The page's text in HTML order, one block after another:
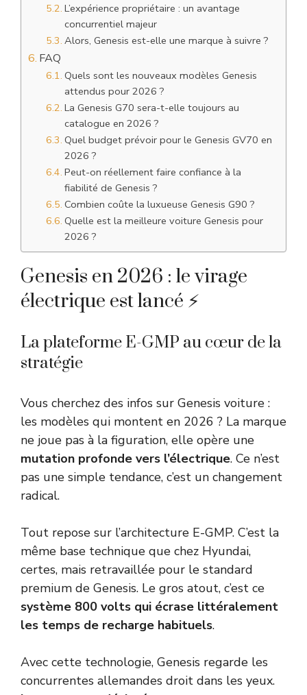
L’expérience propriétaire : un avantage
concurrentiel majeur
Alors, Genesis est-elle une marque à suivre ?
FAQ
Quels sont les nouveaux modèles Genesis
attendus pour 2026 ?
La Genesis G70 sera-t-elle toujours au
catalogue en 2026 ?
Quel budget prévoir pour le Genesis GV70 en
2026 ?
Peut-on réellement faire confiance à la
fiabilité de Genesis ?
Combien coûte la luxueuse Genesis G90 ?
Quelle est la meilleure voiture Genesis pour
2026 ?
Genesis en 2026 : le virage
électrique est lancé ⚡
La plateforme E-GMP au cœur de la
stratégie
Vous cherchez des infos sur Genesis voiture :
les modèles qui montent en 2026 ? La marque
ne joue pas à la figuration, elle opère une
mutation profonde vers l’électrique. Ce n’est
pas une simple tendance, c’est un changement
radical.
Tout repose sur l’architecture E-GMP. C’est la
même base technique que chez Hyundai,
certes, mais retravaillée pour le standard
premium de Genesis. Le gros atout, c’est ce
système 800 volts qui écrase littéralement
les temps de recharge habituels.
Avec cette technologie, Genesis regarde les
concurrentes allemandes droit dans les yeux.